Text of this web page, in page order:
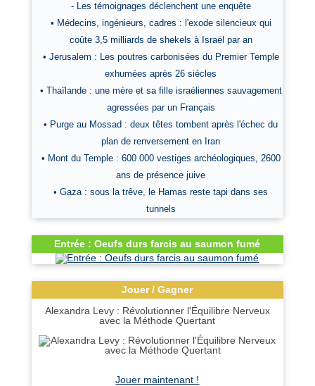
- Les témoignages déclenchent une enquête
• Médecins, ingénieurs, cadres : l'exode silencieux qui
coûte 3,5 milliards de shekels à Israël par an
• Jerusalem : Les poutres carbonisées du Premier Temple
exhumées après 26 siècles
• Thaïlande : une mère et sa fille israéliennes sauvagement
agressées par un Français
• Purge au Mossad : deux têtes tombent après l'échec du
plan de renversement en Iran
• Mont du Temple : 600 000 vestiges archéologiques, 2600
ans de présence juive
• Gaza : sous la trêve, le Hamas reste tapi dans ses
tunnels
Entrée : Oeufs durs farcis au saumon fumé
Jouer / Gagner
Alexandra Levy : Révolutionner l'Équilibre Nerveux
avec la Méthode Quertant
Jouer maintenant !